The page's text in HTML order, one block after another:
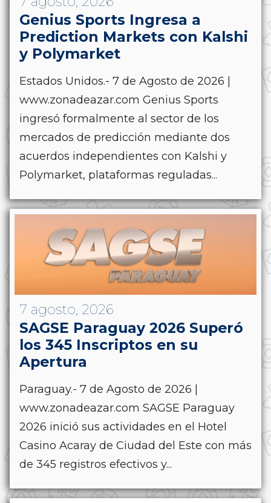
Genius Sports Ingresa a
Prediction Markets con Kalshi
y Polymarket
Estados Unidos.- 7 de Agosto de 2026 |
www.zonadeazar.com Genius Sports
ingresó formalmente al sector de los
mercados de predicción mediante dos
acuerdos independientes con Kalshi y
Polymarket, plataformas reguladas...
7 agosto, 2026
SAGSE Paraguay 2026 Superó
los 345 Inscriptos en su
Apertura
Paraguay.- 7 de Agosto de 2026 |
www.zonadeazar.com SAGSE Paraguay
2026 inició sus actividades en el Hotel
Casino Acaray de Ciudad del Este con más
de 345 registros efectivos y...